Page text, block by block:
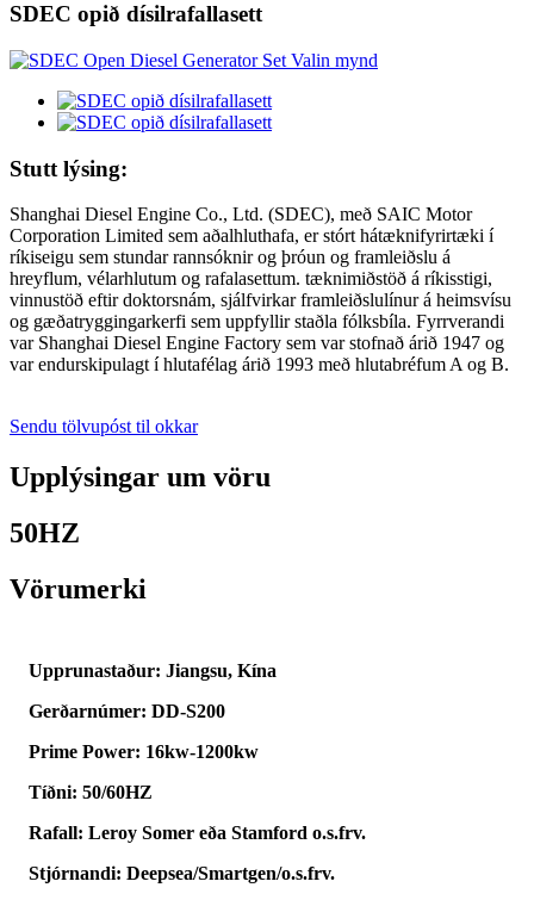
SDEC opið dísilrafallasett
Stutt lýsing:
Shanghai Diesel Engine Co., Ltd. (SDEC), með SAIC Motor
Corporation Limited sem aðalhluthafa, er stórt hátæknifyrirtæki í
ríkiseigu sem stundar rannsóknir og þróun og framleiðslu á
hreyflum, vélarhlutum og rafalasettum. tæknimiðstöð á ríkisstigi,
vinnustöð eftir doktorsnám, sjálfvirkar framleiðslulínur á heimsvísu
og gæðatryggingarkerfi sem uppfyllir staðla fólksbíla. Fyrrverandi
var Shanghai Diesel Engine Factory sem var stofnað árið 1947 og
var endurskipulagt í hlutafélag árið 1993 með hlutabréfum A og B.
Sendu tölvupóst til okkar
Upplýsingar um vöru
50HZ
Vörumerki
Upprunastaður: Jiangsu, Kína
Gerðarnúmer: DD-S200
Prime Power: 16kw-1200kw
Tíðni: 50/60HZ
Rafall: Leroy Somer eða Stamford o.s.frv.
Stjórnandi: Deepsea/Smartgen/o.s.frv.